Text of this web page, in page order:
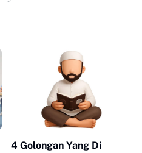
4 Golongan Yang Di